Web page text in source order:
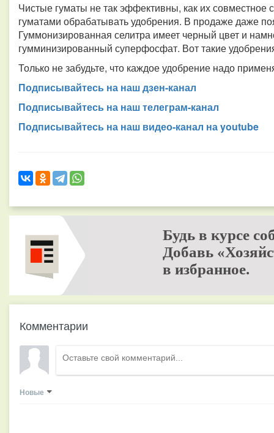
Чистые гуматы не так эффективны, как их
гуматами обрабатывать удобрения. В продаже даже
Гуммонизированная селитра имеет черный цвет и
гумминизированный суперфосфат. Вот такие
Только не забудьте, что каждое удобрение надо
Подписывайтесь на наш дзен-канал
Подписывайтесь на наш телеграм-канал
Подписывайтесь на наш видео-канал на youtube
Будь в курсе
Добавь
в избранное.
Комментарии
Новые